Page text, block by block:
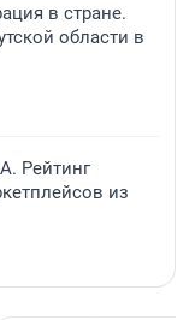
в стране.
области в
Рейтинг
из